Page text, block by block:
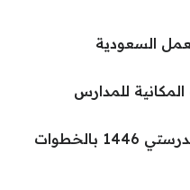
السعودية
المكانية للمدارس